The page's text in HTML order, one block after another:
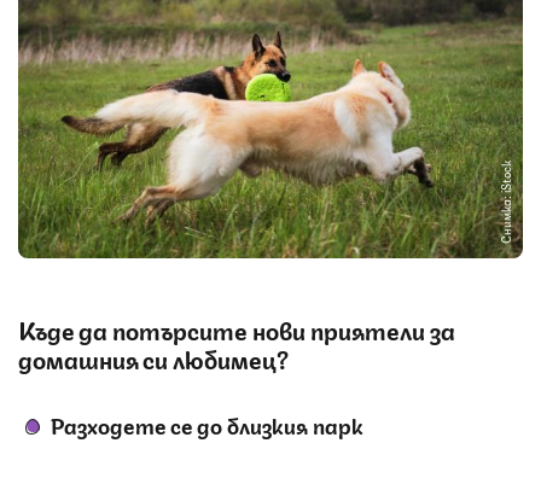
Снимка: iStock
Къде да потърсите нови приятели за
домашния си любимец?
Разходете се до близкия парк